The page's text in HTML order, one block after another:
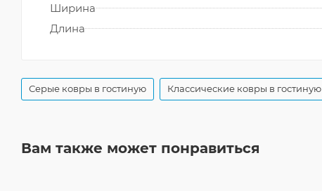
Ширина
Длина
Серые ковры в гостиную Классические ковры в гостиную
Вам также может понравиться